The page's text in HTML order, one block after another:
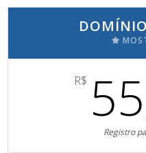
R$
Registro